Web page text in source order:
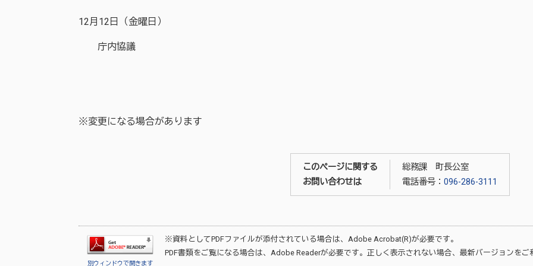
12月12日（金曜日）
庁内協議
※変更になる場合があります
このページに関する
お問い合わせは
総務課 町長公室
電話番号： 096-286-3111
別ウィンドウで開きます
※資料としてPDFファイルが添付されている場合は、 Adobe Acrobat(R)が必要です。
PDF書類をご覧になる場合は、 Adobe Readerが必要です。正しく表示されない場合、最新バージョンをご